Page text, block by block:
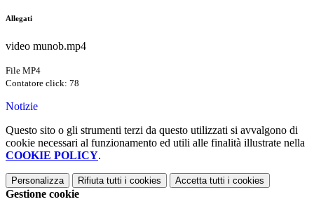
Allegati
video munob.mp4
File MP4
Contatore click: 78
Notizie
Questo sito o gli strumenti terzi da questo utilizzati si avvalgono di
cookie necessari al funzionamento ed utili alle finalità illustrate nella
COOKIE POLICY.
Personalizza Rifiuta tutti i cookies Accetta tutti i cookies
Gestione cookie